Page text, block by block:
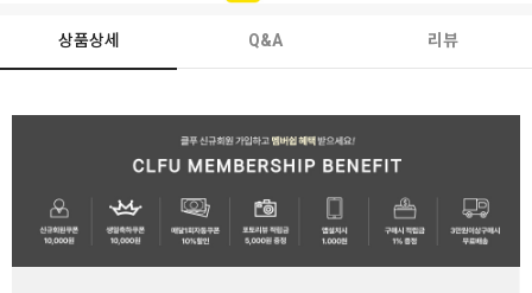
상품상세 Q&A 리뷰